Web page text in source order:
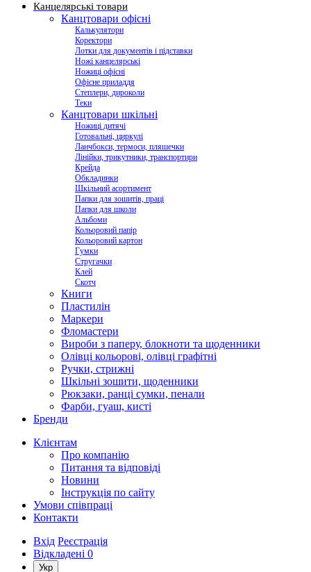
Канцелярські товари
Канцтовари офісні
Калькулятори
Коректори
Лотки для документів і підставки
Ножі канцелярські
Ножиці офісні
Офісне приладдя
Степлери, дироколи
Теки
Канцтовари шкільні
Ножиці дитячі
Готовальні, циркулі
Ланчбокси, термоси, пляшечки
Лінійки, трикутники, транспортири
Крейда
Обкладинки
Шкільний асортимент
Папки для зошитів, праці
Папки для школи
Альбоми
Кольоровий папір
Кольоровий картон
Гумки
Стругачки
Клей
Скотч
Книги
Пластилін
Маркери
Фломастери
Вироби з паперу, блокноти та щоденники
Олівці кольорові, олівці графітні
Ручки, стрижні
Шкільні зошити, щоденники
Рюкзаки, ранці сумки, пенали
Фарби, гуаш, кисті
Бренди
Клієнтам
Про компанію
Питання та відповіді
Новини
Інструкція по сайту
Умови співпраці
Контакти
Вхід Реєстрація
Відкладені 0
Укр